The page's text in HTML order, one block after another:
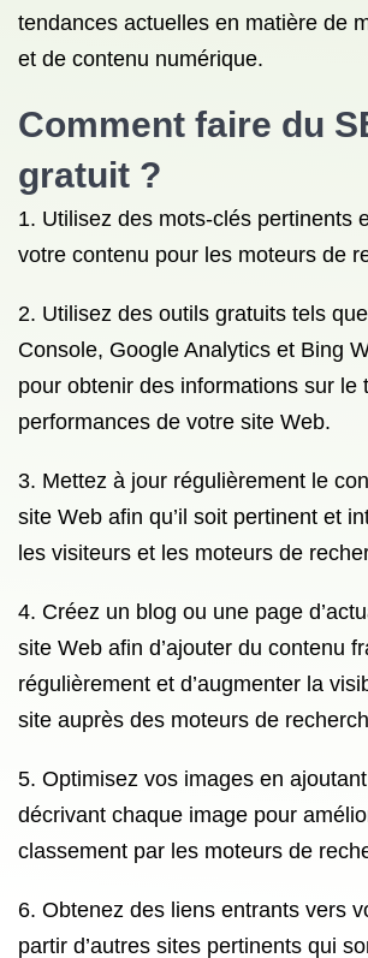
tendances actuelles en matière de
et de contenu numérique.
Comment faire du
gratuit ?
1. Utilisez des mots-clés pertinents
votre contenu pour les moteurs de
2. Utilisez des outils gratuits tels
Console, Google Analytics et Bing
pour obtenir des informations sur le
performances de votre site Web.
3. Mettez à jour régulièrement le
site Web afin qu’il soit pertinent et
les visiteurs et les moteurs de
4. Créez un blog ou une page
site Web afin d’ajouter du contenu
régulièrement et d’augmenter la
site auprès des moteurs de
5. Optimisez vos images en
décrivant chaque image pour
classement par les moteurs de
6. Obtenez des liens entrants vers
partir d’autres sites pertinents qui